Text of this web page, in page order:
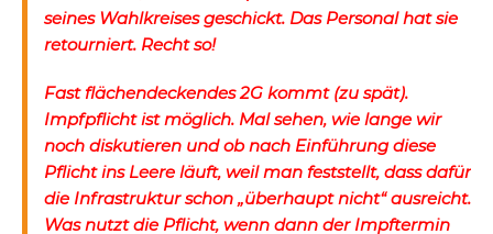
seines Wahlkreises geschickt. Das Personal hat sie
retourniert. Recht so!
Fast flächendeckendes 2G kommt (zu spät).
Impfpflicht ist möglich. Mal sehen, wie lange wir
noch diskutieren und ob nach Einführung diese
Pflicht ins Leere läuft, weil man feststellt, dass dafür
die Infrastruktur schon „überhaupt nicht“ ausreicht.
Was nutzt die Pflicht, wenn dann der Impftermin